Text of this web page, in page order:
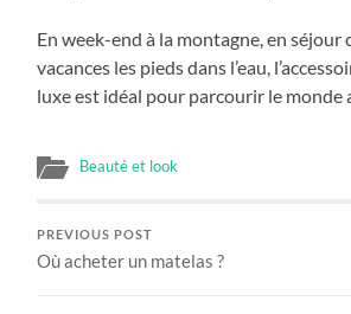
En week-end à la montagne, en séjour
vacances les pieds dans l’eau,
luxe est idéal pour parcourir le monde
Beauté et look
PREVIOUS POST
Où acheter un matelas ?